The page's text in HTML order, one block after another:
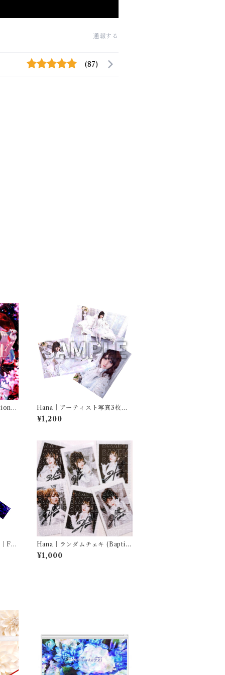
通報する
(87)
1
シ
Hana｜アーティスト写真3枚セ
ット
¥1,200
Fle
Hana｜ランダムチェキ (Baptis
m -Noise Killer- ver.)
¥1,000